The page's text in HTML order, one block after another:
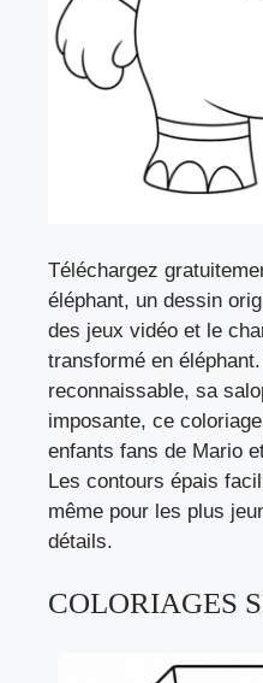
Téléchargez
éléphant, un dessin
des jeux vidéo et le
transformé en
reconnaissable, sa
imposante, ce
enfants fans de Mario
Les contours épais
même pour les plus
détails.
COLORIAGES